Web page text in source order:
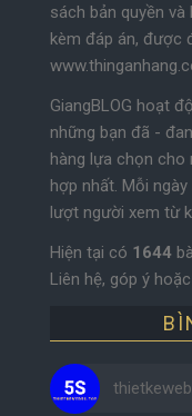
sách bản quyền
kèm đáp án, được
GiangBLOG hoạt
những bạn đã -
hàng lựa chọn cho
hợp nhất. Mỗi
lượt người xem từ
Hiện tại có 1644
Liên hệ, góp ý